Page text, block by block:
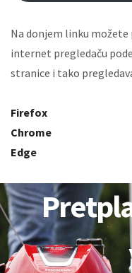
Na donjem linku
internet pregledaču
stranice i tako
Firefox
Chrome
Edge